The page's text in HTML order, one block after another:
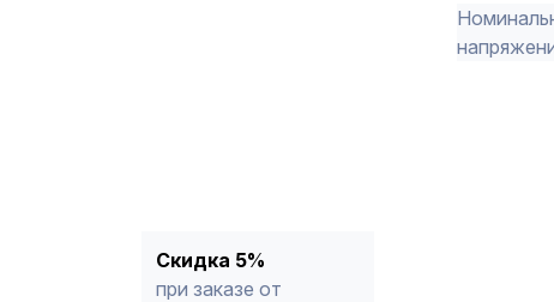
Скидка 5%
при заказе от